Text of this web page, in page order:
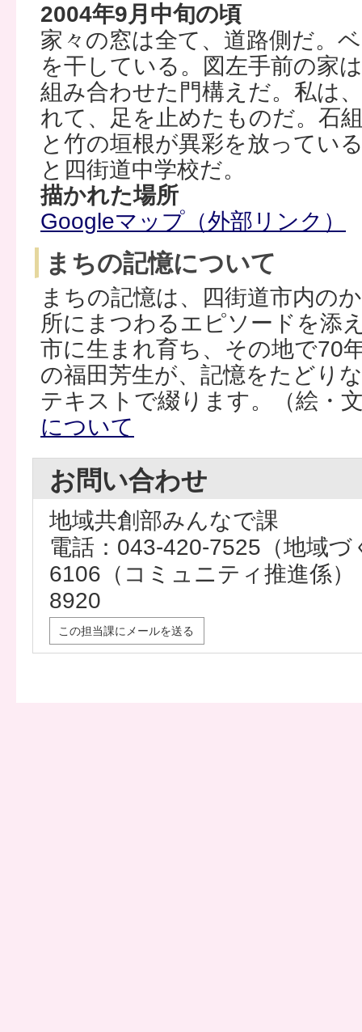
2004年9月中旬の頃
家々の窓は全て、道路側だ。
を干している。図左手前の家
組み合わせた門構えだ。私は
れて、足を止めたものだ。石
と竹の垣根が異彩を放ってい
と四街道中学校だ。
描かれた場所
Googleマップ（外部リンク）
まちの記憶について
まちの記憶は、四街道市内の
所にまつわるエピソードを添
市に生まれ育ち、その地で70
の福田芳生が、記憶をたどり
テキストで綴ります。（絵・
について
お問い合わせ
地域共創部みんなで課
電話：043-420-7525（地域
6106（コミュニティ推進係
8920
この担当課にメールを送る